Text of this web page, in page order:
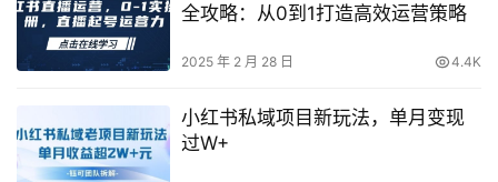
全攻略：从0到1打造高效运营策略
2025 年 2 月 28 日 4.4K
小红书私域项目新玩法，单月变现
过W+